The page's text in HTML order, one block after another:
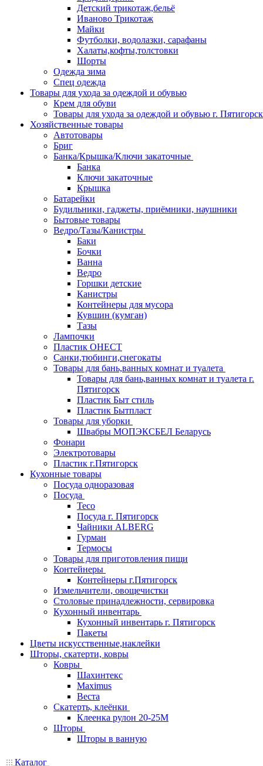
Детский трикотаж,бельё
Иваново Трикотаж
Майки
Футболки, водолазки, сарафаны
Халаты,кофты,толстовки
Шорты
Одежда зима
Спец одежда
Товары для ухода за одеждой и обувью
Крем для обуви
Товары для ухода за одеждой и обувью г. Пятигорск
Хозяйственные товары
Автотовары
Бриг
Банка/Крышка/Ключи закаточные
Банка
Ключи закаточные
Крышка
Батарейки
Будильники, гаджеты, приёмники, наушники
Бытовые товары
Ведро/Тазы/Канистры
Баки
Бочки
Ванна
Ведро
Горшки детские
Канистры
Контейнеры для мусора
Кувшин (кумган)
Тазы
Лампочки
Пластик ОНЕСТ
Санки,тюбинги,снегокаты
Товары для бань,ванных комнат и туалета
Товары для бань,ванных комнат и туалета г.
Пятигорск
Пластик Быт стиль
Пластик Бытпласт
Товары для уборки
Швабры МОПЭКСБЕЛ Беларусь
Фонари
Электротовары
Пластик г.Пятигорск
Кухонные товары
Посуда одноразовая
Посуда
Teco
Посуда г. Пятигорск
Чайники ALBERG
Гурман
Термосы
Товары для приготовления пищи
Контейнеры
Контейнеры г.Пятигорск
Измельчители, овощечистки
Столовые принадлежности, сервировка
Кухонный инвентарь
Кухонный инвентарь г. Пятигорск
Пакеты
Цветы искусственные,наклейки
Шторы, скатерти, ковры
Ковры
Шахинтекс
Maximus
Веста
Скатерть, клеёнки
Клеенка рулон 20-25М
Шторы
Шторы в ванную
Каталог